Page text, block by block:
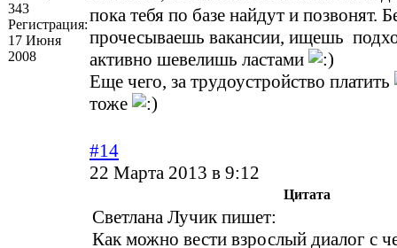
343
Регистрация:
17 Июня
2008
пока тебя по базе найдут и позвонят.
прочесываешь вакансии, ищешь
активно шевелишь ластами
Еще чего, за трудоустройство платить
тоже
#14
22 Марта 2013 в 9:12
Цитата
Светлана Лучик пишет:
Как можно вести взрослый диалог с